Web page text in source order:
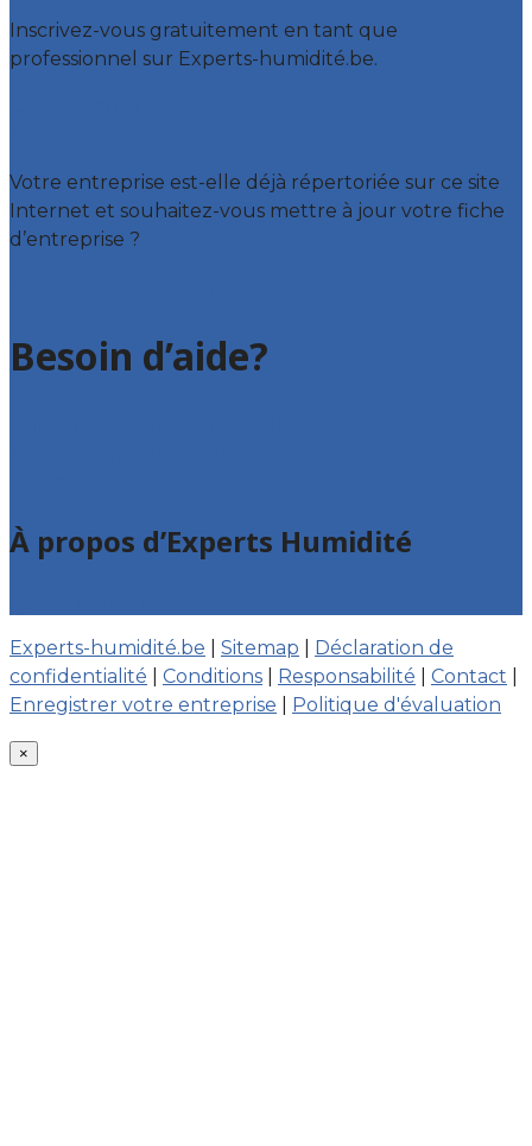
Inscrivez-vous gratuitement en tant que
professionnel sur Experts-humidité.be.
Votre entreprise est-elle déjà répertoriée sur ce site
Internet et souhaitez-vous mettre à jour votre fiche
d’entreprise ?
Besoin d’aide?
À propos d’Experts Humidité
Experts-humidité.be Sitemap
Déclaration de
confidentialité
Conditions Responsabilité Contact
Enregistrer votre entreprise
Politique d'évaluation
×